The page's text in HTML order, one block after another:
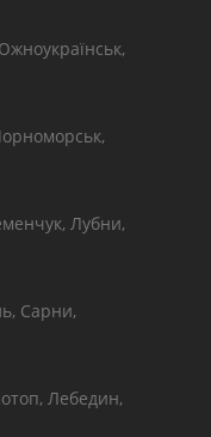
Лубни,
Сарни,
Лебедин,